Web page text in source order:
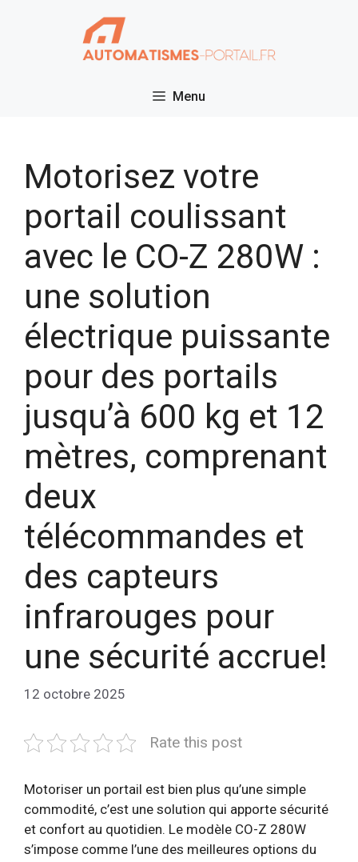
Menu
Motorisez votre
portail coulissant
avec le CO-Z 280W :
une solution
électrique puissante
pour des portails
jusqu’à 600 kg et 12
mètres, comprenant
deux
télécommandes et
des capteurs
infrarouges pour
une sécurité accrue!
12 octobre 2025
Rate this post
Motoriser un portail est bien plus qu’une simple
commodité, c’est une solution qui apporte sécurité
et confort au quotidien. Le modèle CO-Z 280W
s’impose comme l’une des meilleures options du